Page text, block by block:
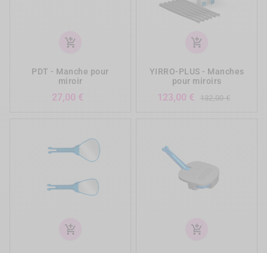
add_shopping_cart
PDT - Manche pour
miroir
27,00 €
add_shopping_cart
YIRRO-PLUS - Manches
pour miroirs
123,00 € 132,00 €
add_shopping_cart add_shopping_cart